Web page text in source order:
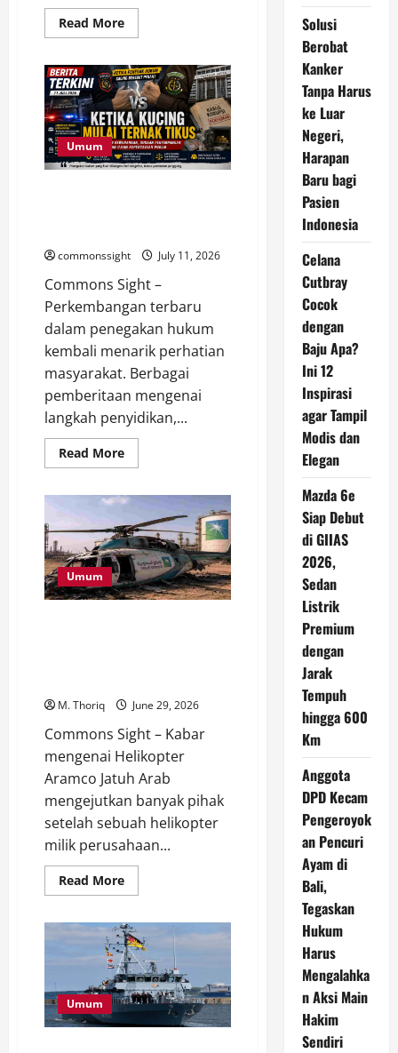
Read MoreRead
more
DPD
Kecam
Pengeroyokan
Pencuri
Ayam
di
Bali,
Tegaskan
Hukum
Sendiri
Umum
commonssight July 11, 2026
Commons Sight –
Perkembangan terbaru
dalam penegakan hukum
kembali menarik perhatian
masyarakat. Berbagai
pemberitaan mengenai
langkah penyidikan,...
Read MoreRead
more
Penegak
Hukum
Saling
Berhadapan,
Kepercayaan
Publik
Ikut
Dipertaruhkan
Umum
M. Thoriq June 29, 2026
Commons Sight – Kabar
mengenai Helikopter
Aramco Jatuh Arab
mengejutkan banyak pihak
setelah sebuah helikopter
milik perusahaan...
Read MoreRead
more
Aramco
Jatuh
di
Ras
Tanura,
Seluruh
14
Penumpang
dan
Umum
Solusi
Berobat
Kanker
Tanpa Harus
ke Luar
Negeri,
Harapan
Baru bagi
Pasien
Indonesia
Celana
Cutbray
Cocok
dengan
Baju Apa?
Ini 12
Inspirasi
agar Tampil
Modis dan
Elegan
Mazda 6e
Siap Debut
di GIIAS
2026,
Sedan
Listrik
Premium
dengan
Jarak
Tempuh
hingga 600
Km
Anggota
DPD Kecam
Pengeroyok
an Pencuri
Ayam di
Bali,
Tegaskan
Hukum
Harus
Mengalahka
n Aksi Main
Hakim
Sendiri